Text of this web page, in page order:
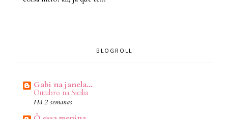
BLOGROLL
Gabi na janela...
Outubro na Sicilia
Há 2 semanas